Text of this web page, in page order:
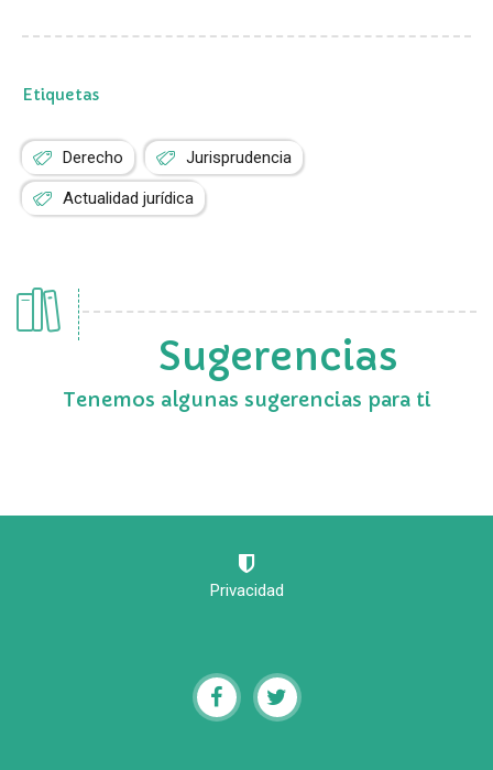
Etiquetas
Derecho Jurisprudencia
Actualidad jurídica
Sugerencias
Tenemos algunas sugerencias para ti
Privacidad